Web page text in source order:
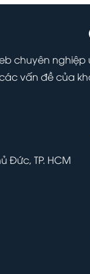
chuyên
vấn đề của
Đức, TP. HCM